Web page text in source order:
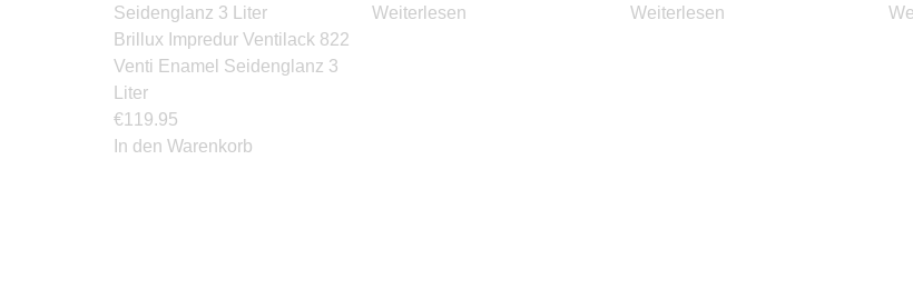
Brillux Impredur Ventilack 822
Venti Enamel Seidenglanz 3
Liter
€119.95
In den Warenkorb
Weiterlesen
Weiterlesen